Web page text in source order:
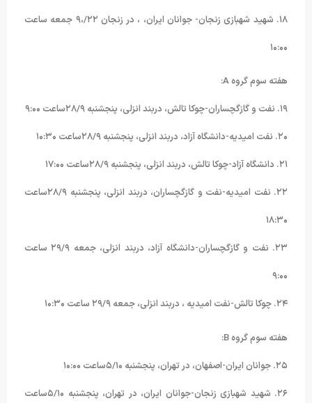
۱۸. شهید شهبازی زنجان- جوانان ایران، ، در زنجان ۲۲/،۹ جمعه ساعت
۱۰:۰۰
هفته سوم گروه A:
۱۹. نفت و گازگچساران-چوکا تالش، دربند انزلی، پنجشنبه ۲۸/۹ساعت ۹:۰۰
۲۰. نفت امیدیه-دانشگاه آزاد، دربند انزلی، پنجشنبه ۲۸/۹ساعت ۱۰:۳۰
۲۱. دانشگاه آزاد-چوکا تالش، دربند انزلی، پنجشنبه ۲۸/۹ساعت ۱۷:۰۰
۲۲. نفت امیدیه-نفت و گازگچساران، دربند انزلی، پنجشنبه ۲۸/۹ساعت
۱۸:۳۰
۲۳. نفت و گازگچساران-دانشگاه آزاد، دربند انزلی، جمعه ۲۹/۹ ساعت
۹:۰۰
۲۴. چوکا تالش-نفت امیدیه ، دربند انزلی، جمعه ۲۹/۹ ساعت ۱۰:۳۰
هفته سوم گروه B:
۲۵. جوانان ایران-اصفهان، در تهران، پنجشنبه ۵/۱۰ساعت ۱۰:۰۰
۲۶. شهید شهبازی زنجان-جوانان ایران، در تهران، پنجشنبه ۵/۱۰ساعت